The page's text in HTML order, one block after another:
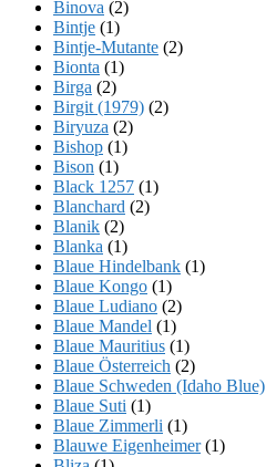
Binova (2)
Bintje (1)
Bintje-Mutante (2)
Bionta (1)
Birga (2)
Birgit (1979) (2)
Biryuza (2)
Bishop (1)
Bison (1)
Black 1257 (1)
Blanchard (2)
Blanik (2)
Blanka (1)
Blaue Hindelbank (1)
Blaue Kongo (1)
Blaue Ludiano (2)
Blaue Mandel (1)
Blaue Mauritius (1)
Blaue Österreich (2)
Blaue Schweden (Idaho Blue)
Blaue Suti (1)
Blaue Zimmerli (1)
Blauwe Eigenheimer(1)